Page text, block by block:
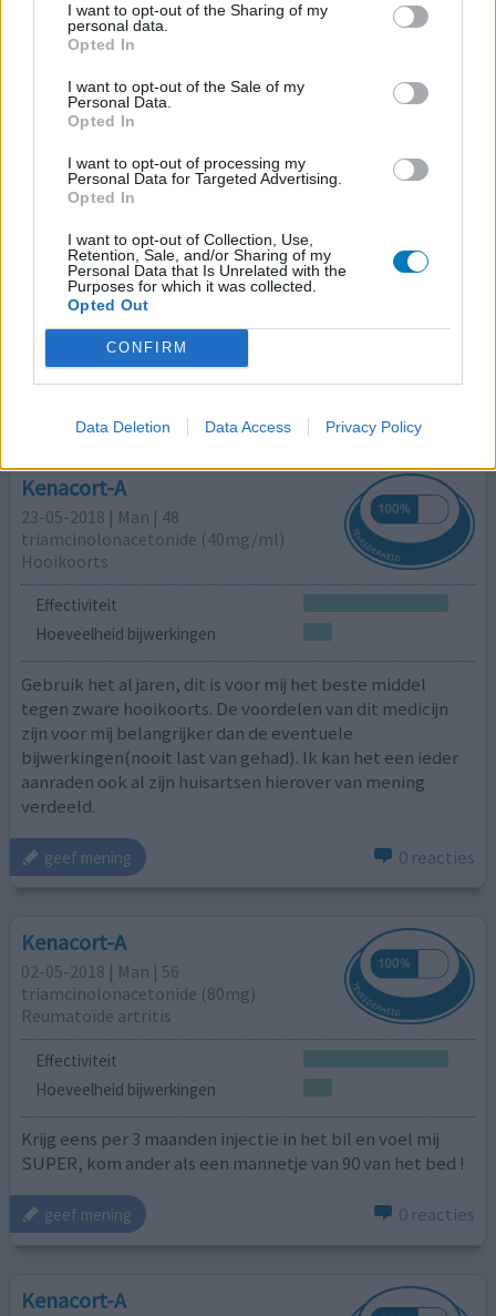
I want to opt-out of the Sharing of my
personal data.
Opted In
I want to opt-out of the Sale of my
Personal Data.
Opted In
I want to opt-out of processing my
Personal Data for Targeted Advertising.
Opted In
I want to opt-out of Collection, Use,
Retention, Sale, and/or Sharing of my
Personal Data that Is Unrelated with the
Purposes for which it was collected.
Opted Out
CONFIRM
Data Deletion Data Access Privacy Policy
Kenacort-A
25-05-2018 | Man | 69
triamcinolonacetonide (40mg/ml)
Niet in de lijst
Effectiviteit
Geweldig middel heeft mijn huwelijk gered. 24 uur keihard
niessen was niet meer uit te houden. Altijd rond 1 juni 1
injectie en ik ben hele jaar weer super. Dank aan de
huisarts in Groenlo.
Kenacort-A
23-05-2018 | Man | 48
triamcinolonacetonide (40mg/ml)
Hooikoorts
Effectiviteit
Hoeveelheid bijwerkingen
Gebruik het al jaren, dit is voor mij het beste middel
tegen zware hooikoorts. De voordelen van dit medicijn
zijn voor mij belangrijker dan de eventuele
bijwerkingen(nooit last van gehad). Ik kan het een ieder
aanraden ook al zijn huisartsen hierover van mening
verdeeld.
geef mening 0 reacties
Kenacort-A
02-05-2018 | Man | 56
triamcinolonacetonide (80mg)
Reumatoïde artritis
Effectiviteit
Hoeveelheid bijwerkingen
Krijg eens per 3 maanden injectie in het bil en voel mij
SUPER, kom ander als een mannetje van 90 van het bed !
geef mening 0 reacties
Kenacort-A